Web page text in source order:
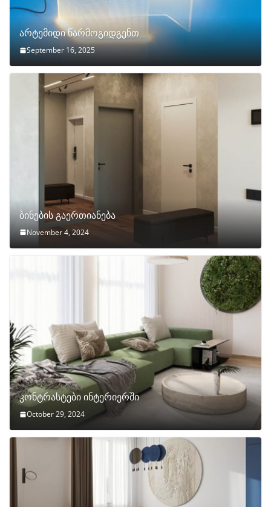
არტემიდი წარმოგიდგენთ
September 16, 2025
ბინების გაერთიანება
November 4, 2024
კონტრასტები ინტერიერში
October 29, 2024